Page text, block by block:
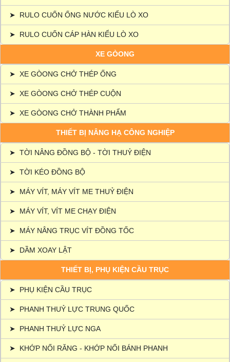
➤ RULO CUỐN ỐNG NƯỚC KIỂU LÒ XO
➤ RULO CUỐN CÁP HÀN KIỂU LÒ XO
XE GÒONG
➤ XE GÒONG CHỞ THÉP ỐNG
➤ XE GÒONG CHỞ THÉP CUỘN
➤ XE GÒONG CHỞ THÀNH PHẨM
THIẾT BỊ NÂNG HẠ CÔNG NGHIỆP
➤ TỜI NÂNG ĐỒNG BỘ - TỜI THUỶ ĐIỆN
➤ TỜI KÉO ĐỒNG BỘ
➤ MÁY VÍT, MÁY VÍT ME THUỶ ĐIỆN
➤ MÁY VÍT, VÍT ME CHẠY ĐIỆN
➤ MÁY NÂNG TRỤC VÍT ĐỒNG TỐC
➤ DẦM XOAY LẬT
THIẾT BỊ, PHỤ KIỆN CẦU TRỤC
➤ PHỤ KIỆN CẦU TRỤC
➤ PHANH THUỶ LỰC TRUNG QUỐC
➤ PHANH THUỶ LỰC NGA
➤ KHỚP NỐI RĂNG - KHỚP NỐI BÁNH PHANH